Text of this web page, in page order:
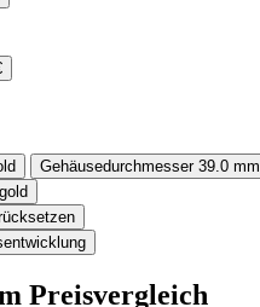
Gehäusedurchmesser 39.0 mm
Preisvergleich